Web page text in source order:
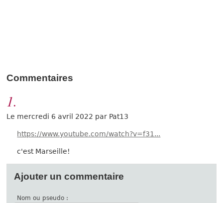
Commentaires
1.
Le mercredi 6 avril 2022 par Pat13
https://www.youtube.com/watch?v=f31...
c'est Marseille!
Ajouter un commentaire
Nom ou pseudo :